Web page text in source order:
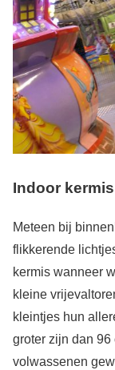
Indoor
Meteen bij
flikkerende
kermis wanneer
kleine
kleintjes hun
groter zijn dan 96
volwassenen